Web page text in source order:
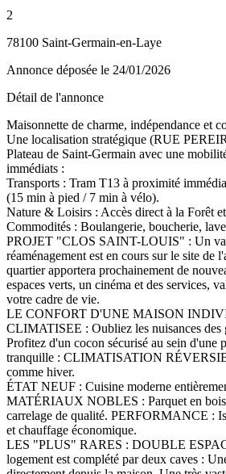
2
78100 Saint-Germain-en-Laye
Annonce déposée le 24/01/2026
Détail de l'annonce
Maisonnette de charme, indépendance et
Une localisation stratégique (RUE
Plateau de Saint-Germain avec une
immédiats :
Transports : Tram T13 à proximité
(15 min à pied / 7 min à vélo).
Nature & Loisirs : Accès direct à la Forêt
Commodités : Boulangerie, boucherie,
PROJET "CLOS SAINT-LOUIS" : Un
réaménagement est en cours sur le site de
quartier apportera prochainement de
espaces verts, un cinéma et des services,
votre cadre de vie.
LE CONFORT D'UNE MAISON
CLIMATISEE : Oubliez les nuisances des
Profitez d'un cocon sécurisé au sein d'une
tranquille : CLIMATISATION
comme hiver.
ÉTAT NEUF : Cuisine moderne
MATÉRIAUX NOBLES : Parquet en bois
carrelage de qualité. PERFORMANCE :
et chauffage économique.
LES "PLUS" RARES : DOUBLE
logement est complété par deux caves :